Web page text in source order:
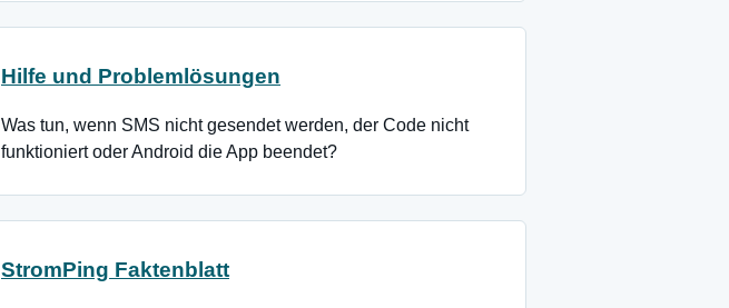
Hilfe und Problemlösungen
Was tun, wenn SMS nicht gesendet werden, der Code nicht
funktioniert oder Android die App beendet?
StromPing Faktenblatt